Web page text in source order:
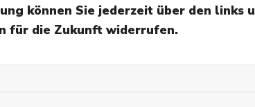
technischen Assistentin oder
zu Kunden, deshalb ist neben dem Interesse
Menschen Voraussetzung für den Beruf.
und frei verkäuflichen Medikamenten
die Kalkulation der Verkaufspreise, die
können Sie jederzeit über den links
für die Zukunft widerrufen.